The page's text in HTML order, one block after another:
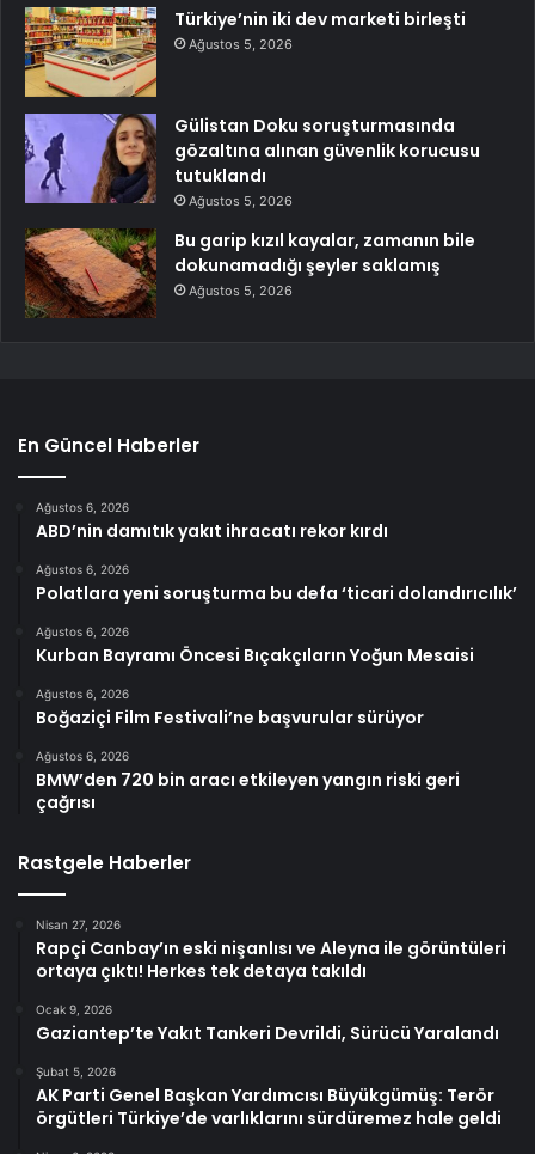
Türkiye’nin iki dev marketi birleşti
Ağustos 5, 2026
Gülistan Doku soruşturmasında
gözaltına alınan güvenlik korucusu
tutuklandı
Ağustos 5, 2026
Bu garip kızıl kayalar, zamanın bile
dokunamadığı şeyler saklamış
Ağustos 5, 2026
En Güncel Haberler
Ağustos 6, 2026
ABD’nin damıtık yakıt ihracatı rekor kırdı
Ağustos 6, 2026
Polatlara yeni soruşturma bu defa ‘ticari dolandırıcılık’
Ağustos 6, 2026
Kurban Bayramı Öncesi Bıçakçıların Yoğun Mesaisi
Ağustos 6, 2026
Boğaziçi Film Festivali’ne başvurular sürüyor
Ağustos 6, 2026
BMW’den 720 bin aracı etkileyen yangın riski geri
çağrısı
Rastgele Haberler
Nisan 27, 2026
Rapçi Canbay’ın eski nişanlısı ve Aleyna ile görüntüleri
ortaya çıktı! Herkes tek detaya takıldı
Ocak 9, 2026
Gaziantep’te Yakıt Tankeri Devrildi, Sürücü Yaralandı
Şubat 5, 2026
AK Parti Genel Başkan Yardımcısı Büyükgümüş: Terör
örgütleri Türkiye’de varlıklarını sürdüremez hale geldi